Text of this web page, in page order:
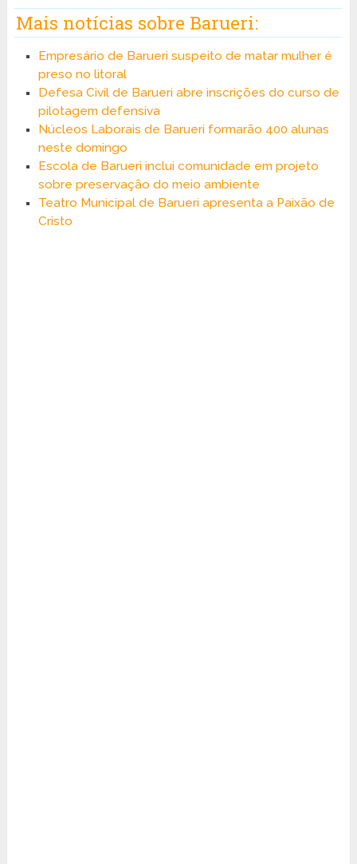
Mais notícias sobre Barueri:
Empresário de Barueri suspeito de matar mulher é
preso no litoral
Defesa Civil de Barueri abre inscrições do curso de
pilotagem defensiva
Núcleos Laborais de Barueri formarão 400 alunas
neste domingo
Escola de Barueri inclui comunidade em projeto
sobre preservação do meio ambiente
Teatro Municipal de Barueri apresenta a Paixão de
Cristo